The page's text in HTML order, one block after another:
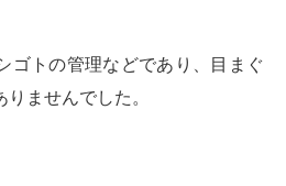
ゴトの管理などであり、目まぐ
ませんでした。